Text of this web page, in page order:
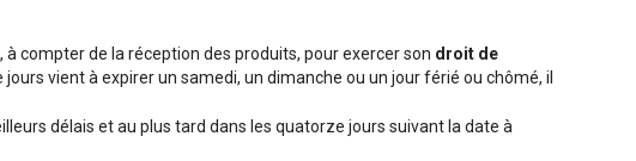
, à compter de la réception des produits, pour exercer son droit de
vient à expirer un samedi, un dimanche ou un jour férié ou chômé, il
délais et au plus tard dans les quatorze jours suivant la date à